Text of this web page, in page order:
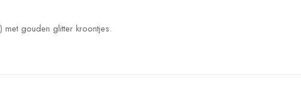
met gouden glitter kroontjes.